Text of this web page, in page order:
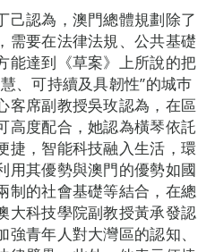
己認為，澳門總體規劃除了
需要在法律法規、公共基礎
能達到《草案》上所說的把
、可持續及具韌性”的城巿
客席副教授吳玫認為，在區
高度配合，她認為橫琴依託
捷，智能科技融入生活，環
用其優勢與澳門的優勢如國
制的社會基礎等結合，在總
大科技學院副教授黃承發認
青年人對大灣區的認知、